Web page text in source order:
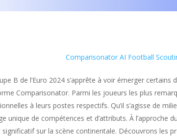
Comparisonator AI Football
B de l’Euro 2024 s’apprête à voir émerger
Comparisonator. Parmi les joueurs les plus
à leurs postes respectifs. Qu’il s’agisse de
unique de compétences et d’attributs. À l’approche
sur la scène continentale. Découvrons les